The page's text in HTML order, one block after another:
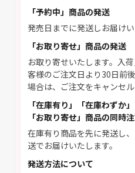
「予約中」商品の発送
発売日までに発送しお届けい
「お取り寄せ」商品の発送
お取り寄せいたします。入
客様のご注文日より30日前
場合は、ご注文をキャンセ
「在庫有り」「在庫わずか
「お取り寄せ」商品の同時
在庫有り商品を先に発送し
送でお届けいたします。
発送方法について